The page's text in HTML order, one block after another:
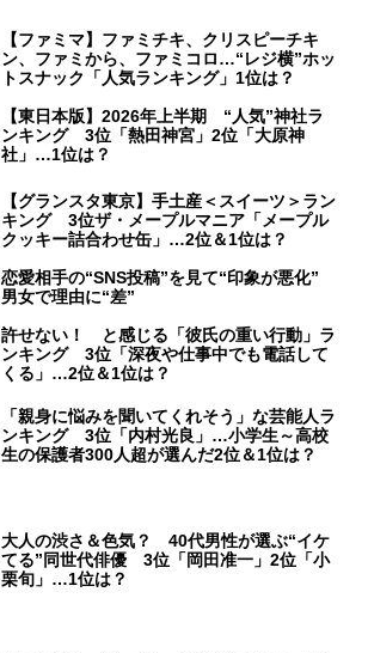
【ファミマ】ファミチキ、クリスピーチキ
ン、ファミから、ファミコロ…“レジ横”ホッ
トスナック「人気ランキング」1位は？
【東日本版】2026年上半期 “人気”神社ラ
ンキング 3位「熱田神宮」2位「大原神
社」…1位は？
【グランスタ東京】手土産＜スイーツ＞ラン
キング 3位ザ・メープルマニア「メープル
クッキー詰合わせ缶」…2位＆1位は？
恋愛相手の“SNS投稿”を見て“印象が悪化”
男女で理由に“差”
許せない！ と感じる「彼氏の重い行動」ラ
ンキング 3位「深夜や仕事中でも電話して
くる」…2位＆1位は？
「親身に悩みを聞いてくれそう」な芸能人ラ
ンキング 3位「内村光良」…小学生～高校
生の保護者300人超が選んだ2位＆1位は？
大人の渋さ＆色気？ 40代男性が選ぶ“イケ
てる”同世代俳優 3位「岡田准一」2位「小
栗旬」…1位は？